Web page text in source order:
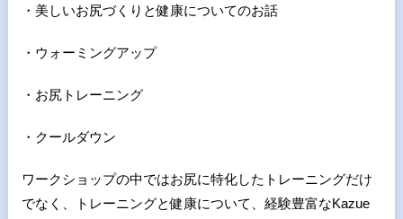
・美しいお尻づくりと健康についてのお話
・ウォーミングアップ
・お尻トレーニング
・クールダウン
ワークショップの中ではお尻に特化したトレーニングだけ
でなく、トレーニングと健康について、経験豊富なKazue